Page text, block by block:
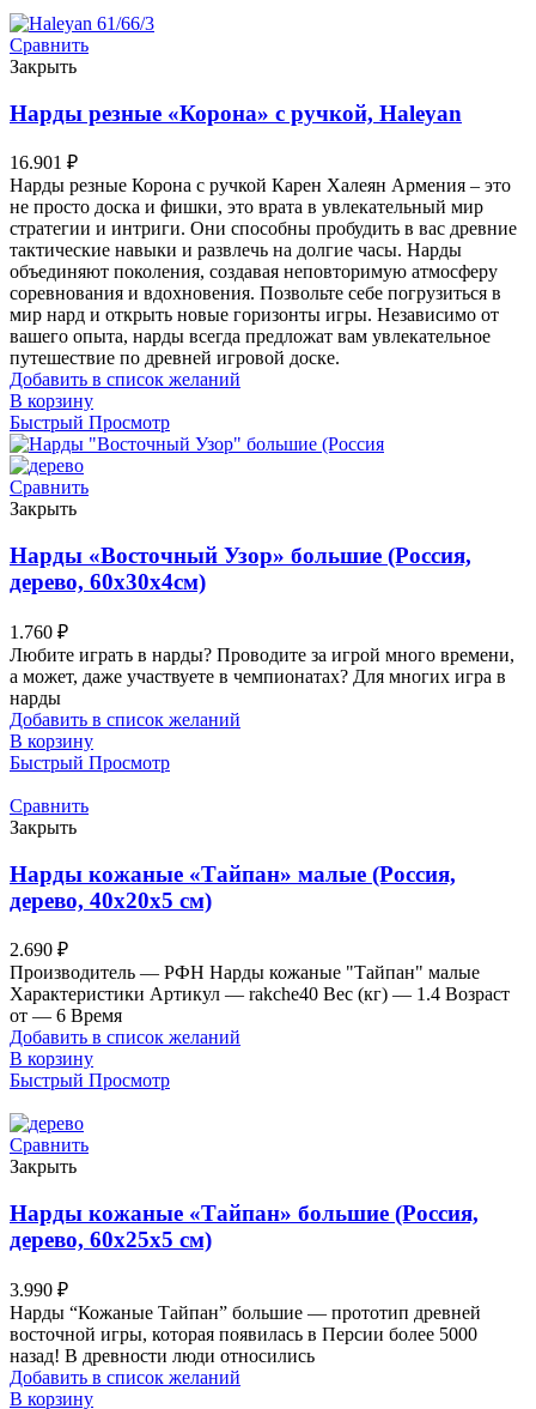
Сравнить
Закрыть
Нарды резные «Корона» с ручкой, Haleyan
16.901 ₽
Нарды резные Корона с ручкой Карен Халеян Армения – это
не просто доска и фишки, это врата в увлекательный мир
стратегии и интриги. Они способны пробудить в вас древние
тактические навыки и развлечь на долгие часы. Нарды
объединяют поколения, создавая неповторимую атмосферу
соревнования и вдохновения. Позвольте себе погрузиться в
мир нард и открыть новые горизонты игры. Независимо от
вашего опыта, нарды всегда предложат вам увлекательное
путешествие по древней игровой доске.
Добавить в список желаний
В корзину
Быстрый Просмотр
Сравнить
Закрыть
Нарды «Восточный Узор» большие (Россия,
дерево, 60х30х4см)
1.760 ₽
Любите играть в нарды? Проводите за игрой много времени,
а может, даже участвуете в чемпионатах? Для многих игра в
нарды
Добавить в список желаний
В корзину
Быстрый Просмотр
Сравнить
Закрыть
Нарды кожаные «Тайпан» малые (Россия,
дерево, 40х20х5 см)
2.690 ₽
Производитель — РФН Нарды кожаные "Тайпан" малые
Характеристики Артикул — rakche40 Вес (кг) — 1.4 Возраст
от — 6 Время
Добавить в список желаний
В корзину
Быстрый Просмотр
Сравнить
Закрыть
Нарды кожаные «Тайпан» большие (Россия,
дерево, 60х25х5 см)
3.990 ₽
Нарды “Кожаные Тайпан” большие — прототип древней
восточной игры, которая появилась в Персии более 5000
назад! В древности люди относились
Добавить в список желаний
В корзину